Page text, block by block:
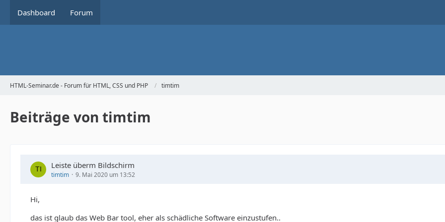
Dashboard Forum
HTML-Seminar.de - Forum für HTML, CSS und PHP timtim
Beiträge von timtim
Leiste überm Bildschirm
timtim 9. Mai 2020 um 13:52
Hi,
das ist glaub das Web Bar tool, eher als schädliche Software einzustufen..